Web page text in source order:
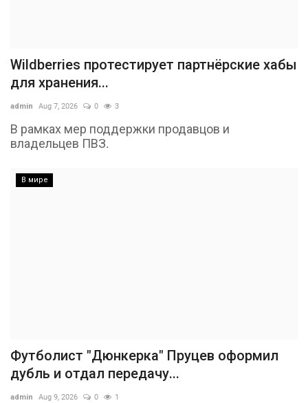
Wildberries протестирует партнёрские хабы
для хранения...
admin Aug 7, 2026 0 3
В рамках мер поддержки продавцов и
владельцев ПВЗ.
В мире
Футболист "Дюнкерка" Пруцев оформил
дубль и отдал передачу...
admin Aug 9, 2026 0 1